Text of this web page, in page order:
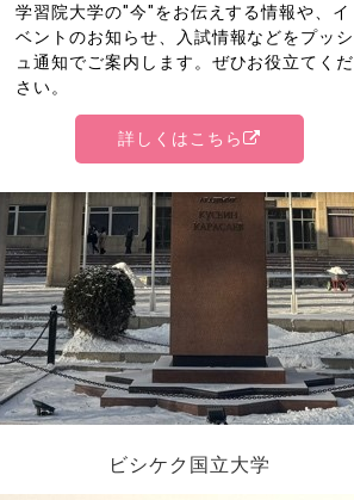
ビシケク国立大学
学習院大学の"今"をお伝えする情報や、イ
ベントのお知らせ、入試情報などをプッシ
ュ通知でご案内します。ぜひお役立てくだ
さい。
詳しくはこちら